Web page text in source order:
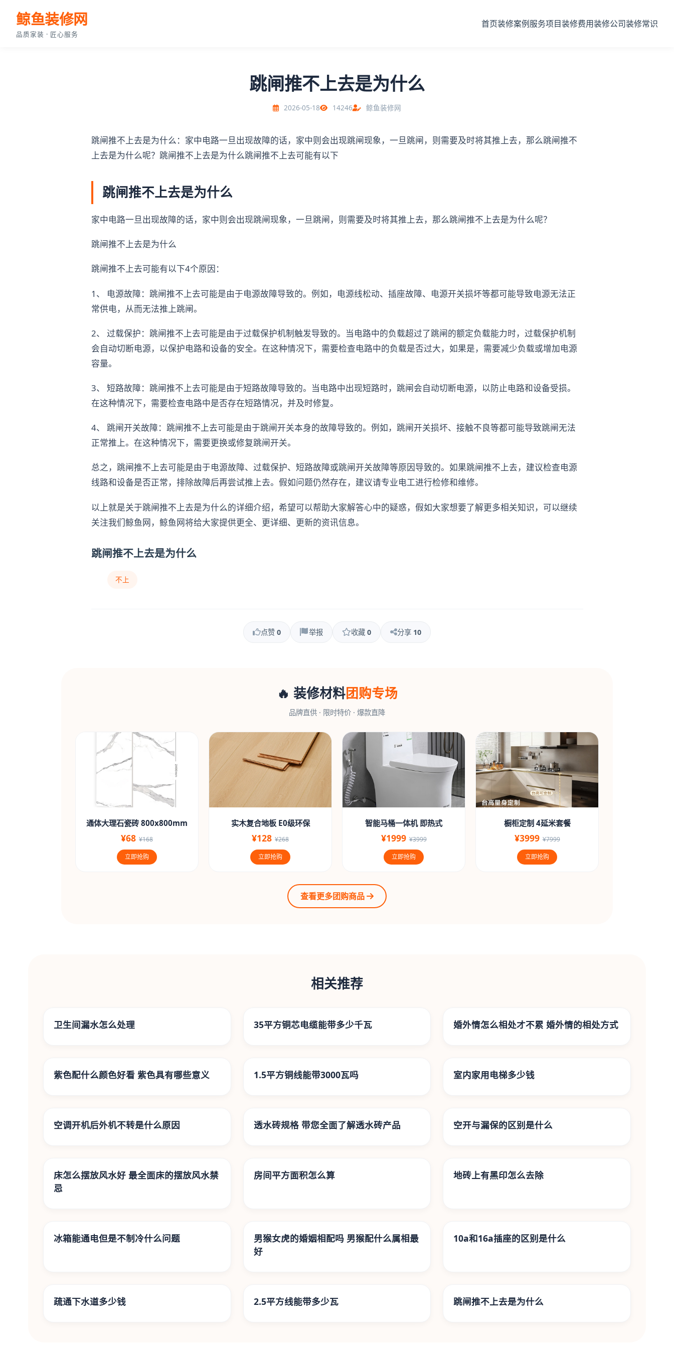
鲸鱼装修网
品质家装 · 匠心服务
首页装修案例服务项目装修费用装修公司装修常识
跳闸推不上去是为什么
2026-05-18 14246 鲸鱼装修网
跳闸推不上去是为什么：家中电路一旦出现故障的话，家中则会出现跳闸现象，一旦跳闸，则需要及时将其推上去，那么跳闸推不
上去是为什么呢？跳闸推不上去是为什么跳闸推不上去可能有以下
跳闸推不上去是为什么
家中电路一旦出现故障的话，家中则会出现跳闸现象，一旦跳闸，则需要及时将其推上去，那么跳闸推不上去是为什么呢？
跳闸推不上去是为什么
跳闸推不上去可能有以下4个原因：
1、 电源故障：跳闸推不上去可能是由于电源故障导致的。例如，电源线松动、插座故障、电源开关损坏等都可能导致电源无法正
常供电，从而无法推上跳闸。
2、 过载保护：跳闸推不上去可能是由于过载保护机制触发导致的。当电路中的负载超过了跳闸的额定负载能力时，过载保护机制
会自动切断电源，以保护电路和设备的安全。在这种情况下，需要检查电路中的负载是否过大，如果是，需要减少负载或增加电源
容量。
3、 短路故障：跳闸推不上去可能是由于短路故障导致的。当电路中出现短路时，跳闸会自动切断电源，以防止电路和设备受损。
在这种情况下，需要检查电路中是否存在短路情况，并及时修复。
4、 跳闸开关故障：跳闸推不上去可能是由于跳闸开关本身的故障导致的。例如，跳闸开关损坏、接触不良等都可能导致跳闸无法
正常推上。在这种情况下，需要更换或修复跳闸开关。
总之，跳闸推不上去可能是由于电源故障、过载保护、短路故障或跳闸开关故障等原因导致的。如果跳闸推不上去，建议检查电源
线路和设备是否正常，排除故障后再尝试推上去。假如问题仍然存在，建议请专业电工进行检修和维修。
以上就是关于跳闸推不上去是为什么的详细介绍，希望可以帮助大家解答心中的疑惑，假如大家想要了解更多相关知识，可以继续
关注我们鲸鱼网，鲸鱼网将给大家提供更全、更详细、更新的资讯信息。
跳闸推不上去是为什么
不上
点赞 0 举报 收藏 0 分享 10
🔥 装修材料团购专场
品牌直供 · 限时特价 · 爆款直降
通体大理石瓷砖 800x800mm
¥68 ¥168
立即抢购
实木复合地板 E0级环保
¥128 ¥268
立即抢购
智能马桶一体机 即热式
¥1999 ¥3999
立即抢购
橱柜定制 4延米套餐
¥3999 ¥7999
立即抢购
查看更多团购商品
相关推荐
卫生间漏水怎么处理 35平方铜芯电缆能带多少千瓦 婚外情怎么相处才不累 婚外情的相处方式
紫色配什么颜色好看 紫色具有哪些意义 1.5平方铜线能带3000瓦吗 室内家用电梯多少钱
空调开机后外机不转是什么原因 透水砖规格 带您全面了解透水砖产品 空开与漏保的区别是什么
床怎么摆放风水好 最全面床的摆放风水禁
忌
房间平方面积怎么算 地砖上有黑印怎么去除
冰箱能通电但是不制冷什么问题
男猴女虎的婚姻相配吗 男猴配什么属相最
好
10a和16a插座的区别是什么
疏通下水道多少钱 2.5平方线能带多少瓦 跳闸推不上去是为什么